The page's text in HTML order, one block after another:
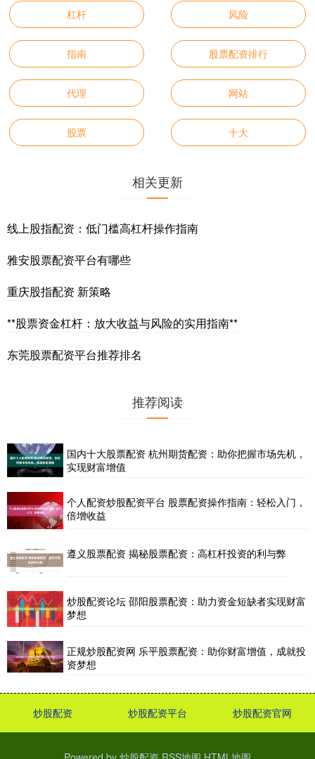
杠杆 风险
指南 股票配资排行
代理 网站
股票 十大
相关更新
线上股指配资：低门槛高杠杆操作指南
雅安股票配资平台有哪些
重庆股指配资 新策略
**股票资金杠杆：放大收益与风险的实用指南**
东莞股票配资平台推荐排名
推荐阅读
国内十大股票配资 杭州期货配资：助你把握市场先机，
实现财富增值
个人配资炒股配资平台 股票配资操作指南：轻松入门，
倍增收益
遵义股票配资 揭秘股票配资：高杠杆投资的利与弊
炒股配资论坛 邵阳股票配资：助力资金短缺者实现财富
梦想
正规炒股配资网 乐平股票配资：助你财富增值，成就投
资梦想
炒股配资 炒股配资平台 炒股配资官网